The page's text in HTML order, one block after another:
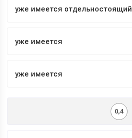
уже имеется отдельностоящий
уже имеется
уже имеется
0,4